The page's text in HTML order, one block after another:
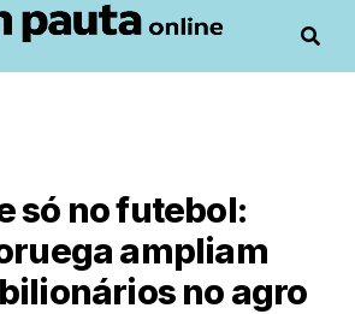
só no futebol:
ampliam
no agro